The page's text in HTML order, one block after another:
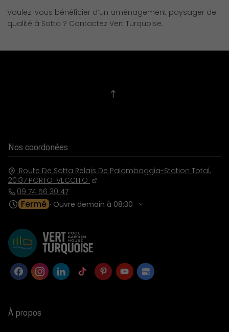
Voulez-vous bénéficier d’un aménagement paysager de
qualité à Sotta ? Contactez Vert Turquoise.
À propos
Nos coordonées
Route De Sotta Relais De Palombaggia-Station Total,
20137 PORTO-VECCHIO
09 74 56 30 47
Fermé ⋅ Ouvre demain à 08:30